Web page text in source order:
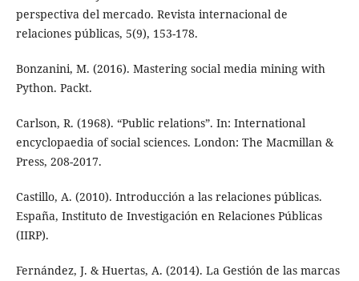
perspectiva del mercado. Revista internacional de
relaciones públicas, 5(9), 153-178.
Bonzanini, M. (2016). Mastering social media mining with
Python. Packt.
Carlson, R. (1968). “Public relations”. In: International
encyclopaedia of social sciences. London: The Macmillan &
Press, 208-2017.
Castillo, A. (2010). Introducción a las relaciones públicas.
España, Instituto de Investigación en Relaciones Públicas
(IIRP).
Fernández, J. & Huertas, A. (2014). La Gestión de las marcas